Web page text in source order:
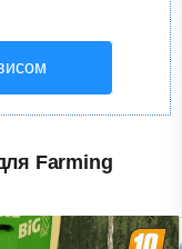
Farming